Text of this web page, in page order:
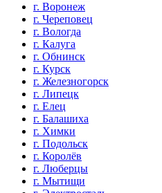
г. Воронеж
г. Череповец
г. Вологда
г. Калуга
г. Обнинск
г. Курск
г. Железногорск
г. Липецк
г. Елец
г. Балашиха
г. Химки
г. Подольск
г. Королёв
г. Люберцы
г. Мытищи